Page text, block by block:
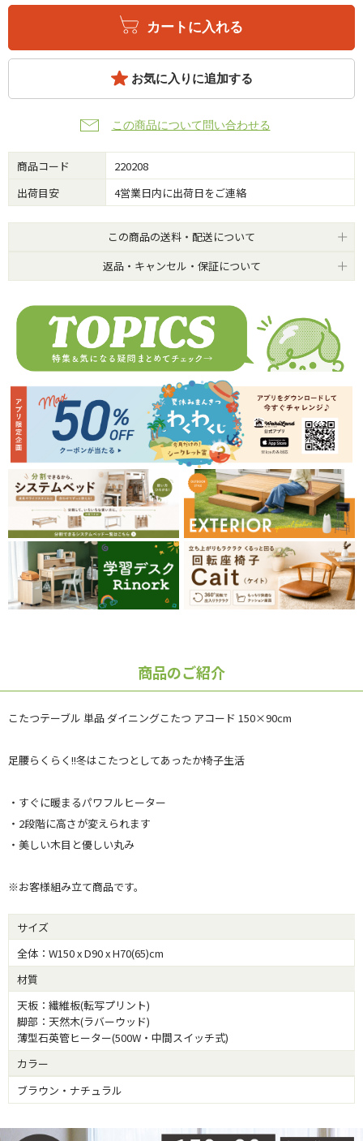
カートに入れる
お気に入りに追加する
この商品について問い合わせる
商品コード
220208
出荷目安
4営業日内に出荷日をご連絡
この商品の送料・配送について
返品・キャンセル・保証について
商品のご紹介
こたつテーブル 単品 ダイニングこたつ アコード 150×90cm
足腰らくらく!!冬はこたつとしてあったか椅子生活
・すぐに暖まるパワフルヒーター
・2段階に高さが変えられます
・美しい木目と優しい丸み
※お客様組み立て商品です。
サイズ
全体：W150 x D90 x H70(65)cm
材質
天板：繊維板(転写プリント)
脚部：天然木(ラバーウッド)
薄型石英管ヒーター(500W・中間スイッチ式)
カラー
ブラウン・ナチュラル